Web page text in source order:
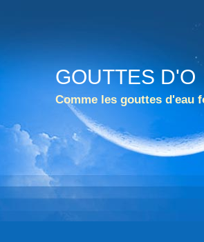
GOUTTES D'O
Comme les gouttes d'eau